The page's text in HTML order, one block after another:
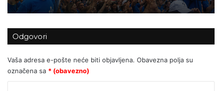
(VIDEO) Ovo je Hrvatska! Nadnaravne
mladih slave Gospodina
Odgovori
Vaša adresa e-pošte neće biti objavljena. Obavezna polja su
označena sa * (obavezno)